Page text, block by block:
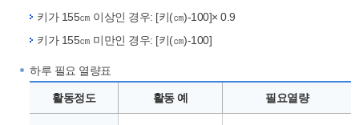
키가 155㎝ 이상인 경우: [키(㎝)-100]× 0.9
키가 155㎝ 미만인 경우: [키(㎝)-100]
하루 필요 열량표
활동정도 활동 예 필요열량